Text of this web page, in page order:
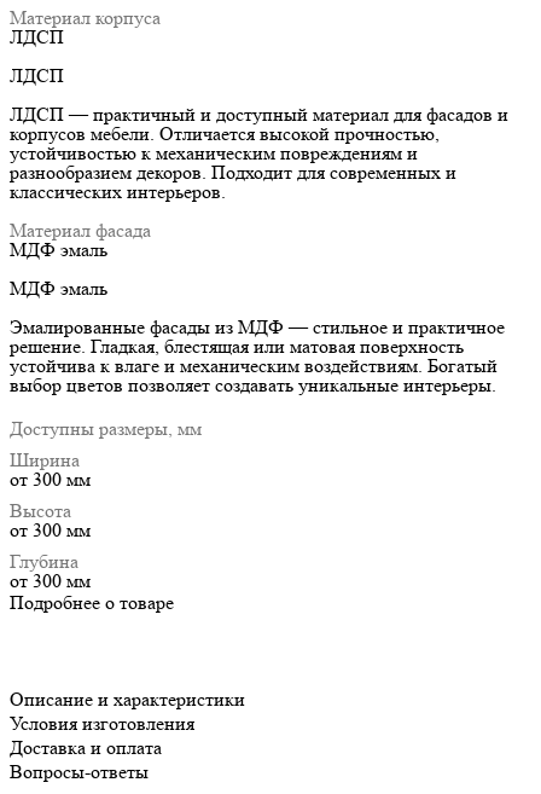
Материал корпуса
ЛДСП
ЛДСП
ЛДСП — практичный и доступный материал для фасадов и
корпусов мебели. Отличается высокой прочностью,
устойчивостью к механическим повреждениям и
разнообразием декоров. Подходит для современных и
классических интерьеров.
Материал фасада
МДФ эмаль
МДФ эмаль
Эмалированные фасады из МДФ — стильное и практичное
решение. Гладкая, блестящая или матовая поверхность
устойчива к влаге и механическим воздействиям. Богатый
выбор цветов позволяет создавать уникальные интерьеры.
Доступны размеры, мм
Ширина
от 300 мм
Высота
от 300 мм
Глубина
от 300 мм
Подробнее о товаре
Описание и характеристики
Условия изготовления
Доставка и оплата
Вопросы-ответы